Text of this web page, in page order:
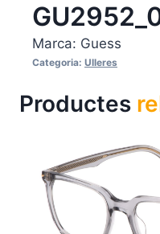
Marca: Guess
Categoria: Ulleres
Productes